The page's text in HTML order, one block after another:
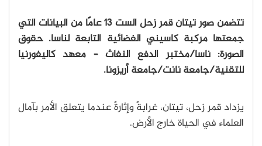
تتضمن صور تيتان قمر زحل الست 13 عامًا من البيانات التي
جمعتها مركبة كاسيني الفضائية التابعة لناسا. حقوق
الصورة: ناسا/مختبر الدفع النفاث – معهد كاليفورنيا
للتقنية/جامعة نانت/جامعة أريزونا.
يزداد قمر زحل، تيتان، غرابةً وإثارةً عندما يتعلق الأمر بآمال
العلماء في الحياة خارج الأرض.